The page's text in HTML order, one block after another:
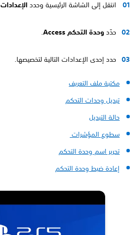
انتقل إلى الشاشة الرئيسية وحدد الإعدادات
حدّد وحدة التحكم Access .
حدد إحدى الإعدادات التالية لتخصيصها.
مكتبة ملف التعريف
تبديل وحدات التحكم
حالة التبديل
سطوع المؤشرات
تحرير اسم وحدة التحكم
إعادة ضبط وحدة التحكم